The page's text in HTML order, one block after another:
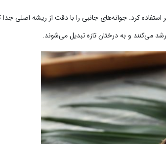
استفاده کرد. جوانه‌های جانبی را با دقت از ریشه اصلی جدا
می‌کنند و به درختان تازه تبدیل می‌شوند.